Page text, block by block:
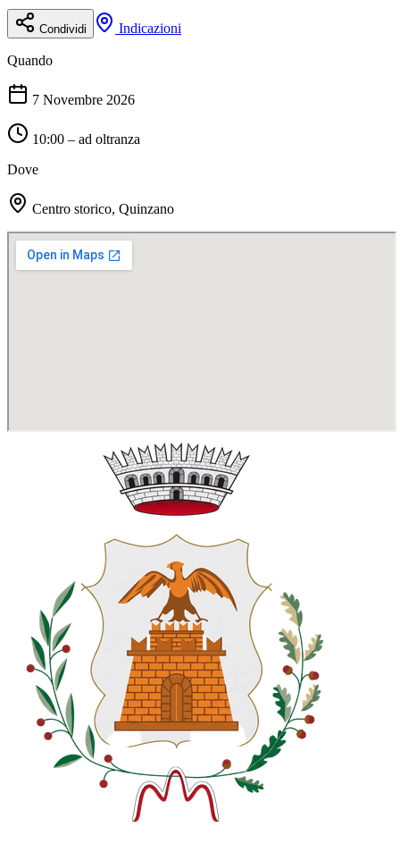
Condividi Indicazioni
Quando
7 Novembre 2026
10:00 – ad oltranza
Dove
Centro storico, Quinzano